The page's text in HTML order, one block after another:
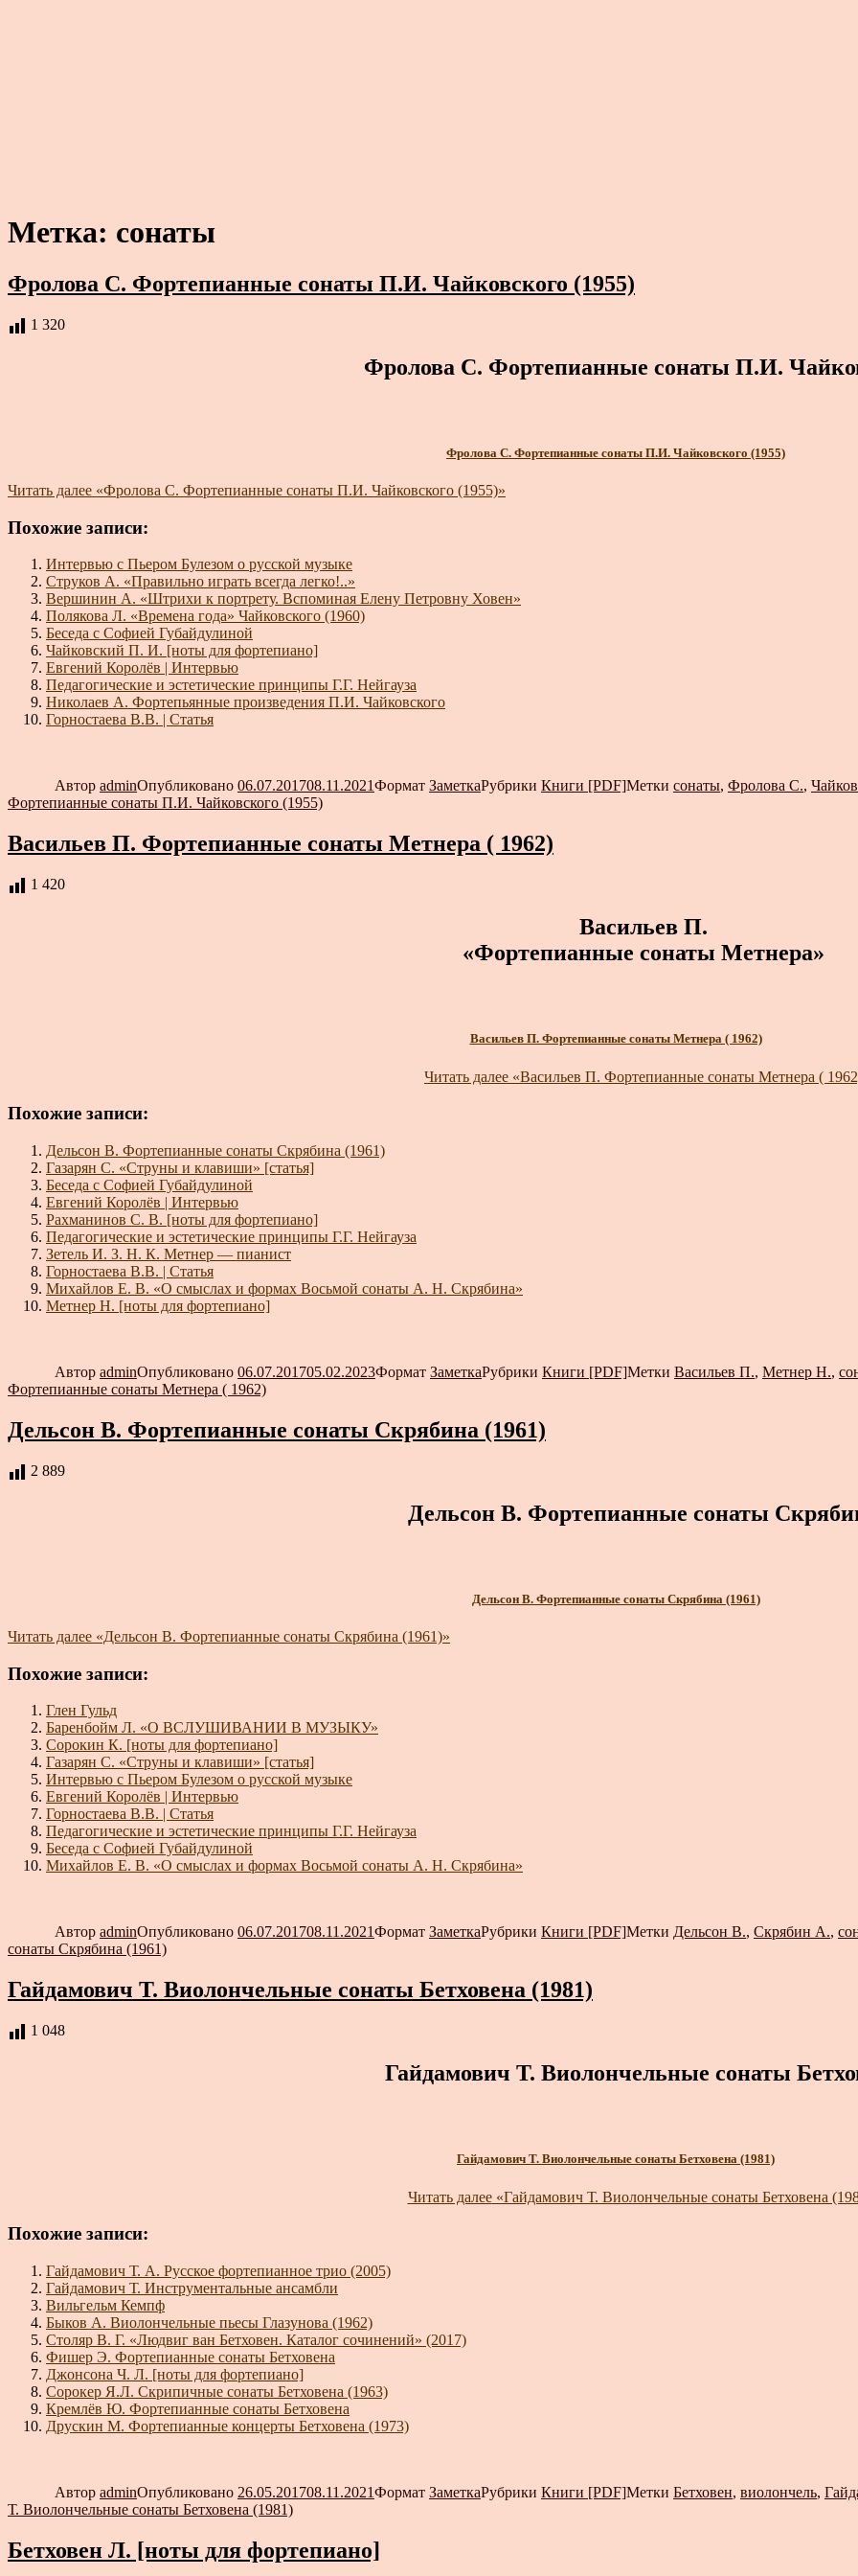
Метка: сонаты
Фролова С. Фортепианные сонаты П.И. Чайковского (1955)
1 320
Фролова С. Фортепианные сонаты П.И.
Фролова С. Фортепианные сонаты П.И. Чайковского (1955)
Читать далее «Фролова С. Фортепианные сонаты П.И. Чайковского (1955)»
Похожие записи:
Интервью с Пьером Булезом о русской музыке
Струков А. «Правильно играть всегда легко!..»
Вершинин А. «Штрихи к портрету. Вспоминая Елену Петровну Ховен»
Полякова Л. «Времена года» Чайковского (1960)
Беседа с Софией Губайдулиной
Чайковский П. И. [ноты для фортепиано]
Евгений Королёв | Интервью
Педагогические и эстетические принципы Г.Г. Нейгауза
Николаев А. Фортепьянные произведения П.И. Чайковского
Горностаева В.В. | Статья
Автор adminОпубликовано 06.07.201708.11.2021Формат ЗаметкаРубрики Книги [PDF]Метки сонаты, Фролова С.,
Фортепианные сонаты П.И. Чайковского (1955)
Васильев П. Фортепианные сонаты Метнера ( 1962)
1 420
Васильев П.
«Фортепианные сонаты Метнера»
Васильев П. Фортепианные сонаты Метнера ( 1962)
Читать далее «Васильев П. Фортепианные сонаты Метнера (
Похожие записи:
Дельсон В. Фортепианные сонаты Скрябина (1961)
Газарян С. «Струны и клавиши» [статья]
Беседа с Софией Губайдулиной
Евгений Королёв | Интервью
Рахманинов С. В. [ноты для фортепиано]
Педагогические и эстетические принципы Г.Г. Нейгауза
Зетель И. З. Н. К. Метнер — пианист
Горностаева В.В. | Статья
Михайлов Е. В. «О смыслах и формах Восьмой сонаты А. Н. Скрябина»
Метнер Н. [ноты для фортепиано]
Автор adminОпубликовано 06.07.201705.02.2023Формат ЗаметкаРубрики Книги [PDF]Метки Васильев П., Метнер Н.,
Фортепианные сонаты Метнера ( 1962)
Дельсон В. Фортепианные сонаты Скрябина (1961)
2 889
Дельсон В. Фортепианные сонаты
Дельсон В. Фортепианные сонаты Скрябина (1961)
Читать далее «Дельсон В. Фортепианные сонаты Скрябина (1961)»
Похожие записи:
Глен Гульд
Баренбойм Л. «О ВСЛУШИВАНИИ В МУЗЫКУ»
Сорокин К. [ноты для фортепиано]
Газарян С. «Струны и клавиши» [статья]
Интервью с Пьером Булезом о русской музыке
Евгений Королёв | Интервью
Горностаева В.В. | Статья
Педагогические и эстетические принципы Г.Г. Нейгауза
Беседа с Софией Губайдулиной
Михайлов Е. В. «О смыслах и формах Восьмой сонаты А. Н. Скрябина»
Автор adminОпубликовано 06.07.201708.11.2021Формат ЗаметкаРубрики Книги [PDF]Метки Дельсон В., Скрябин А.,
сонаты Скрябина (1961)
Гайдамович Т. Виолончельные сонаты Бетховена (1981)
1 048
Гайдамович Т. Виолончельные сонаты
Гайдамович Т. Виолончельные сонаты Бетховена (1981)
Читать далее«Гайдамович Т. Виолончельные сонаты Бетховена
Похожие записи:
Гайдамович Т. А. Русское фортепианное трио (2005)
Гайдамович Т. Инструментальные ансамбли
Вильгельм Кемпф
Быков А. Виолончельные пьесы Глазунова (1962)
Столяр В. Г. «Людвиг ван Бетховен. Каталог сочинений» (2017)
Фишер Э. Фортепианные сонаты Бетховена
Джонсона Ч. Л. [ноты для фортепиано]
Сорокер Я.Л. Скрипичные сонаты Бетховена (1963)
Кремлёв Ю. Фортепианные сонаты Бетховена
Друскин М. Фортепианные концерты Бетховена (1973)
Автор adminОпубликовано 26.05.201708.11.2021Формат ЗаметкаРубрики Книги [PDF]Метки Бетховен, виолончель,
Т. Виолончельные сонаты Бетховена (1981)
Бетховен Л. [ноты для фортепиано]